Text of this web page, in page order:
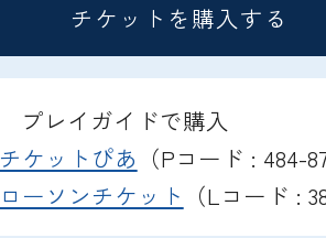
チケットを購入する
プレイガイドで購入
チケットぴあ （Pコード : 484-
ローソンチケット （Lコード :